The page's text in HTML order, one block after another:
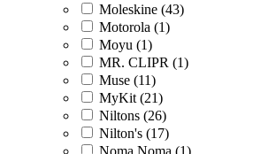
Moleskine (43)
Motorola (1)
Moyu (1)
MR. CLIPR (1)
Muse (11)
MyKit (21)
Niltons (26)
Nilton's (17)
Noma Noma (1)